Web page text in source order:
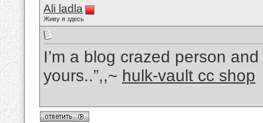
Ali ladla
Живу я здесь
I’m a blog crazed person
yours..”,,~ hulk-vault cc shop